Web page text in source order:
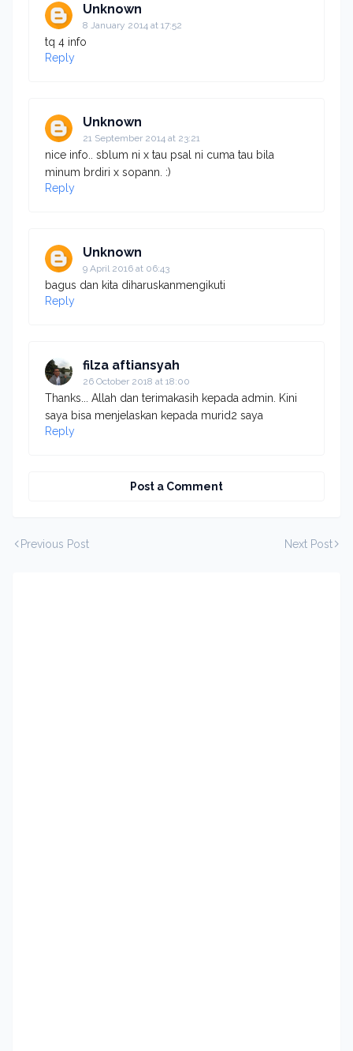
Unknown
8 January 2014 at 17:52
tq 4 info
Reply
Unknown
21 September 2014 at 23:21
nice info.. sblum ni x tau psal ni cuma tau bila
minum brdiri x sopann. :)
Reply
Unknown
9 April 2016 at 06:43
bagus dan kita diharuskanmengikuti
Reply
filza aftiansyah
26 October 2018 at 18:00
Thanks... Allah dan terimakasih kepada admin. Kini
saya bisa menjelaskan kepada murid2 saya
Reply
Post a Comment
Previous Post Next Post